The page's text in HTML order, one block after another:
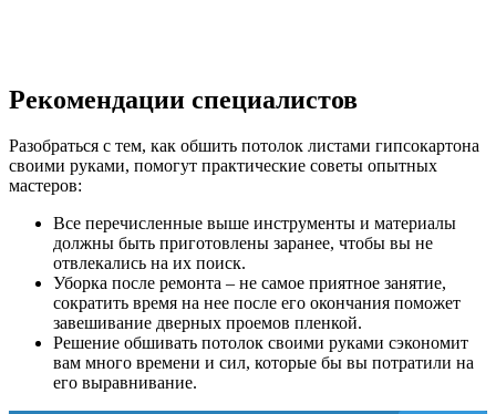
Рекомендации специалистов
Разобраться с тем, как обшить потолок листами гипсокартона
своими руками, помогут практические советы опытных
мастеров:
Все перечисленные выше инструменты и материалы
должны быть приготовлены заранее, чтобы вы не
отвлекались на их поиск.
Уборка после ремонта – не самое приятное занятие,
сократить время на нее после его окончания поможет
завешивание дверных проемов пленкой.
Решение обшивать потолок своими руками сэкономит
вам много времени и сил, которые бы вы потратили на
его выравнивание.